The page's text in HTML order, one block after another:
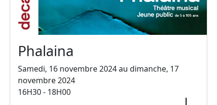
Phalaina
Samedi, 16 novembre 2024 au dimanche, 17
novembre 2024
16H30 - 18H00